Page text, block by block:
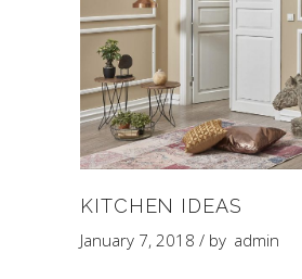
KITCHEN IDEAS
January 7, 2018 by admin